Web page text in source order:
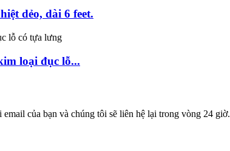
dẻo, dài 6 feet.
loại đục lỗ...
của bạn và chúng tôi sẽ liên hệ lại trong vòng 24 giờ.